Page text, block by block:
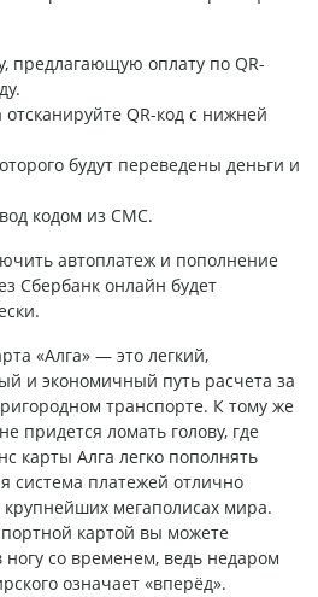
предлагающую оплату по QR-
QR-код с нижней
будут переведены деньги и
кодом из СМС.
автоплатеж и пополнение
Сбербанк онлайн будет
«Алга» — это легкий,
и экономичный путь расчета за
транспорте. К тому же
придется ломать голову, где
карты Алга легко пополнять
система платежей отлично
крупнейших мегаполисах мира.
картой вы можете
со временем, ведь недаром
означает «вперёд».